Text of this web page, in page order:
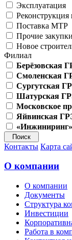
Эксплуатация
Реконструкция
Поставка МТР
Прочие закупки
Новое
Филиал
Берёзовская
Смоленская
Сургутская
Шатурская
Московское
Яйвинская
Контакты Карта
О компании
О компании
Документы
Структура
Инвестиции
Работа в